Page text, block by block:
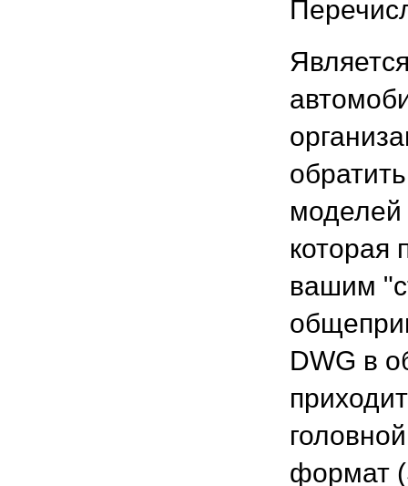
моделей
которая
вашим
DWG в
формат